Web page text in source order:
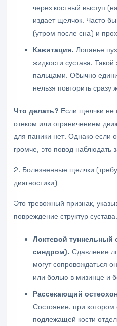
через костный выступ
издает щелчок. Часто
(утром после сна) и
Кавитация. Лопанье
жидкости сустава. Такой
пальцами. Обычно
нельзя повторить сразу
Что делать? Если щелчки не
отеком или ограничением
для паники нет. Однако если
громче, это повод наблюдать
2. Болезненные щелчки
диагностики)
Это тревожный признак,
повреждение структур сустава.
Локтевой
синдром). Сдавление
могут сопровождаться
или болью в мизинце и
Рассекающий
Состояние, при
подлежащей кости